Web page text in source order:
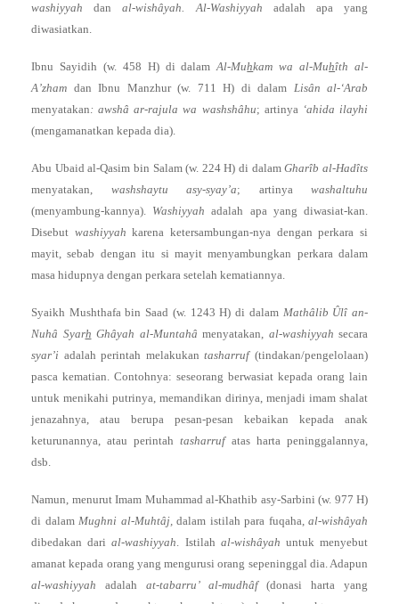
washiyyah danal-wishâyah. Al-Washiyyah adalah apa yang
diwasiatkan.
Ibnu Sayidih (w. 458 H) di dalamAl-Muhkam wa al-Muhîth al-
A’zham dan Ibnu Manzhur (w. 711 H) di dalam Lisân al-‘Arab
menyatakan: awshâ ar-rajula wa washshâhu; artinya ‘ahida ilayhi
(mengamanatkan kepada dia).
Abu Ubaid al-Qasim bin Salam (w. 224 H) di dalamGharîb al-Hadîts
menyatakan, washshaytu asy-syay’a; artinya washaltuhu
(menyambung-kannya). Washiyyah adalah apa yang diwasiat-kan.
Disebut washiyyah karena ketersambungan-nya dengan perkara si
mayit, sebab dengan itu si mayit menyambungkan perkara dalam
masa hidupnya dengan perkara setelah kematiannya.
Syaikh Mushthafa bin Saad (w. 1243 H) di dalam Mathâlib Ûlî an-
Nuhâ Syarh Ghâyah al-Muntahâ menyatakan, al-washiyyah secara
syar’i adalah perintah melakukantasharruf(tindakan/pengelolaan)
pasca kematian. Contohnya: seseorang berwasiat kepada orang lain
untuk menikahi putrinya, memandikan dirinya, menjadi imam shalat
jenazahnya, atau berupa pesan-pesan kebaikan kepada anak
keturunannya, atau perintah tasharrufatas harta peninggalannya,
dsb.
Namun, menurut Imam Muhammad al-Khathib asy-Sarbini (w. 977 H)
di dalam Mughni al-Muhtâj,dalam istilah para fuqaha, al-wishâyah
dibedakan darial-washiyyah. Istilah al-wishâyah untuk menyebut
amanat kepada orang yang mengurusi orang sepeninggal dia. Adapun
al-washiyyah adalah at-tabarru’ al-mudhâf(donasi harta yang